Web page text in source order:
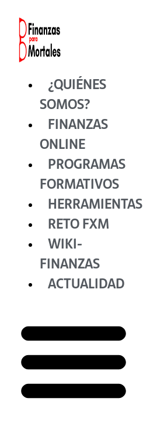
contenido
¿QUIÉNES
SOMOS?
FINANZAS
ONLINE
PROGRAMAS
FORMATIVOS
HERRAMIENTAS
RETO FXM
WIKI-
FINANZAS
ACTUALIDAD